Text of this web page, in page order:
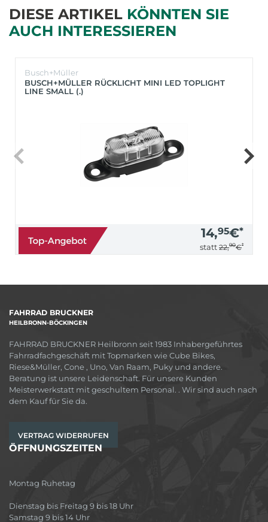
DIESE ARTIKEL KÖNNTEN SIE
AUCH INTERESSIEREN
Busch+Müller
BUSCH+MÜLLER RÜCKLICHT MINI LED TOPLIGHT
LINE SMALL (.)
14,95€*
statt 22,90€*
FAHRRAD BRUCKNER
HEILBRONN-BÖCKINGEN
FAHRRAD BRUCKNER Heilbronn seit 1983 Inhabergeführtes
Fahrradfachgeschäft mit Topmarken wie Cube Bikes,
Riese&Müller, Cone , Uno, Van Raam, Puky und andere.
Beratung ist unsere Leidenschaft. Für unsere Kunden
Meisterwerkstatt mit geschultem Personal. . Wir sind auch nach
dem Kauf für Sie da.
VERTRAG WIDERRUFEN
ÖFFNUNGSZEITEN
Montag Ruhetag
Dienstag bis Freitag 9 bis 18 Uhr
Samstag 9 bis 14 Uhr